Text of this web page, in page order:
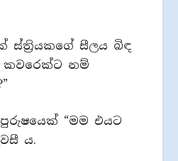
ස්ත්‍රියකගේ සීලය බිඳ
කවරෙක්ට නම්
“මම එයට
ය.